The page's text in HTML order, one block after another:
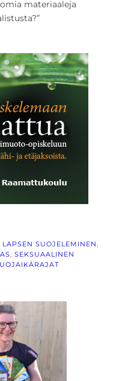
materiaaleja
LAPSEN SUOJELEMINEN
, SEKSUAALINEN